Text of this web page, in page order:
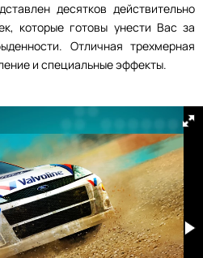
десятков действительно
которые готовы унести Вас за
Отличная трехмерная
и специальные эффекты.